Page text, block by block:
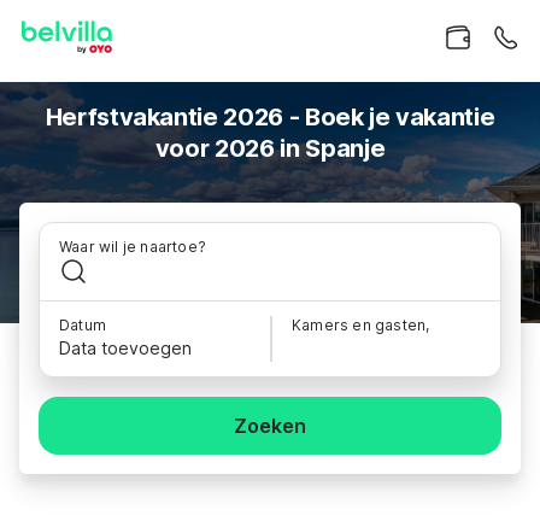
Herfstvakantie 2026 - Boek je vakantie
voor 2026 in Spanje
Waar wil je naartoe?
Datum
Data toevoegen
Kamers en gasten,
Zoeken